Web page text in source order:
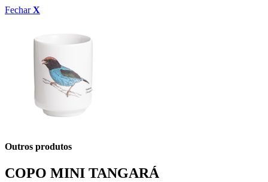
FecharX
Outros produtos
COPO MINI TANGARÁ